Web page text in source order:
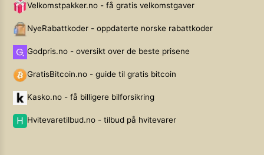
Velkomstpakker.no - få gratis velkomstgaver
NyeRabattkoder - oppdaterte norske rabattkoder
Godpris.no - oversikt over de beste prisene
GratisBitcoin.no - guide til gratis bitcoin
Kasko.no - få billigere bilforsikring
Hvitevaretilbud.no - tilbud på hvitevarer